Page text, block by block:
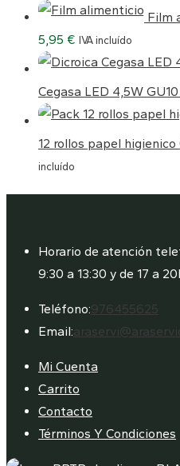
Film
5,95 € IVA incluído
Cegasa LED 4,5W
12 rollos papel
incluído
Horario de atención
9:30 a 13:30 y de 17 a
Teléfono:976455625
Email:
Mi Cuenta
Carrito
Contacto
Términos Y Condiciones